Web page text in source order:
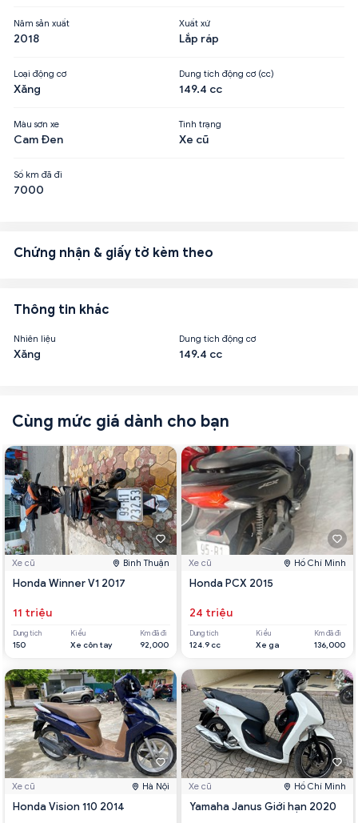
Năm sản xuất
2018
Xuất xứ
Lắp ráp
Loại động cơ
Xăng
Dung tích động cơ (cc)
149.4 cc
Màu sơn xe
Cam Đen
Tình trạng
Xe cũ
Số km đã đi
7000
Chứng nhận & giấy tờ kèm theo
Thông tin khác
Nhiên liệu
Xăng
Dung tích động cơ
149.4 cc
Cùng mức giá dành cho bạn
Xe cũ Bình Thuận
Honda Winner V1 2017
11 triệu
Dung tích
150
Kiểu
Xe côn tay
Km đã đi
92,000
Xe cũ Hà Nội
Honda Vision 110 2014
Xe cũ Hồ Chí Minh
Honda PCX 2015
24 triệu
Dung tích
124.9 cc
Kiểu
Xe ga
Km đã đi
136,000
Xe cũ Hồ Chí Minh
Yamaha Janus Giới hạn 2020